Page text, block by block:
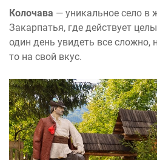
Колочава — уникальное село в
Закарпатья, где действует
один день увидеть все сложно,
то на свой вкус.